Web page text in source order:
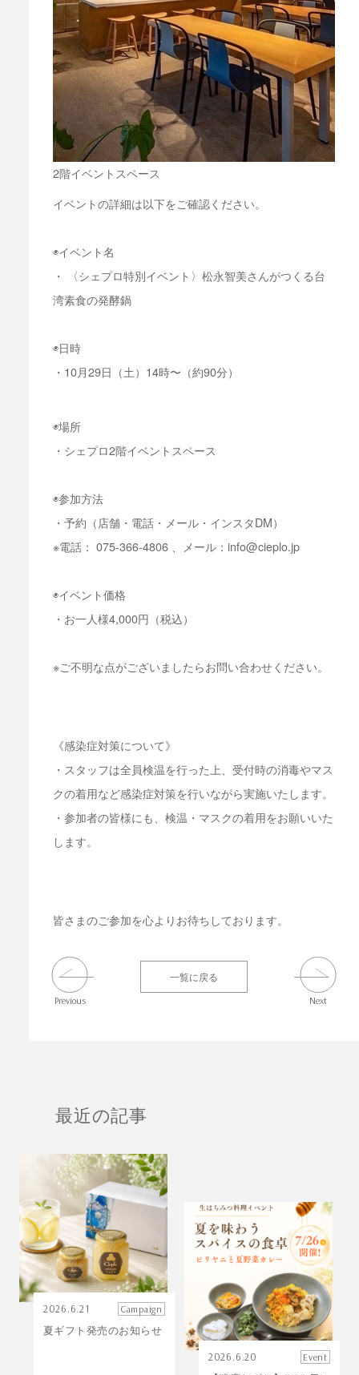
2階イベントスペース
イベントの詳細は以下をご確認ください。
◉イベント名
・ 〈シェプロ特別イベント〉松永智美さんがつくる台
湾素食の発酵鍋
◉日時
・10月29日（土）14時〜（約90分）
◉場所
・シェプロ2階イベントスペース
◉参加方法
・予約（店舗・電話・メール・インスタDM）
※電話： 075-366-4806 、メール：info@cieplo.jp
◉イベント価格
・お一人様4,000円（税込）
※ご不明な点がございましたらお問い合わせください。
《感染症対策について》
・スタッフは全員検温を行った上、受付時の消毒やマス
クの着用など感染症対策を行いながら実施いたします。
・参加者の皆様にも、検温・マスクの着用をお願いいた
します。
皆さまのご参加を心よりお待ちしております。
Previous
一覧に戻る
Next
最近の記事
2026.6.21
Campaign
夏ギフト発売のお知らせ
2026.6.20
Event